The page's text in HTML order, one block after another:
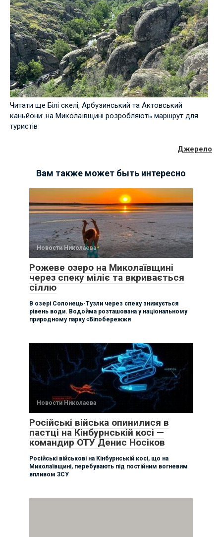
Читати ще Білі скелі, Арбузинський та Актовський
каньйони: на Миколаївщині розробляють маршрут для
туристів
Джерело
Вам также может быть интересно
Новости Николаева
Рожеве озеро на Миколаївщині
через спеку міліє та вкривається
сіллю
В озері Солонець-Тузли через спеку знижується
рівень води. Водойма розташована у національному
природному парку «Білобережжя
Новости Николаева
Російські війська опинилися в
пастці на Кінбурнській косі —
командир ОТУ Денис Носіков
Російські військові на Кінбурнській косі, що на
Миколаївщині, перебувають під постійним вогневим
впливом ЗСУ